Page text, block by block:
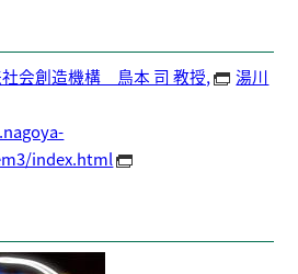
会創造機構 鳥本 司 教授,
湯川
index.html